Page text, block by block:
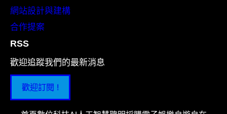
網站設計與建構
合作提案
RSS
歡迎追蹤我們的最新消息
歡迎訂閱 !